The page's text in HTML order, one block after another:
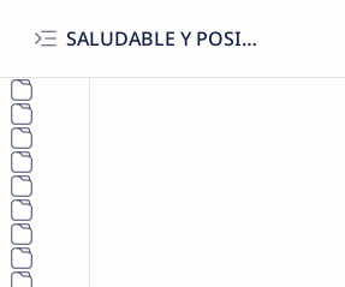
SALUDABLE Y POSITIVO